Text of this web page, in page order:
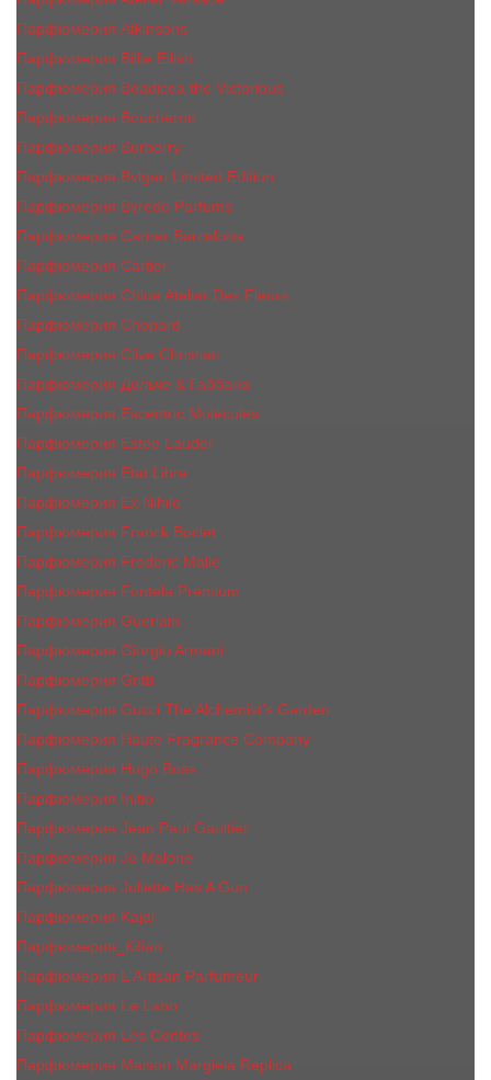
Парфюмерия Atkinsons
Парфюмерия Billie Eilish
Парфюмерия Boadicea the Victorious
Парфюмерия Boucheron
Парфюмерия Burberry
Парфюмерия Bvlgari Limited Edition
Парфюмерия Byredo Parfums
Парфюмерия Carner Barcelona
Парфюмерия Cartier
Парфюмерия Chloe Atelier Des Fleurs
Парфюмерия Сhopard
Парфюмерия Clive Christian
Парфюмерия Дольче & Габбана
Парфюмерия Escentric Molecules
Парфюмерия Estee Lаudеr
Парфюмерия Etat Libre
Парфюмерия Ex Nihilo
Парфюмерия Franck Boclet
Парфюмерия Frеderic Mаlle
Парфюмерия Fontela Premium
Парфюмерия Guerlain
Парфюмерия Giorgio Armani
Парфюмерия Gritti
Парфюмерия Gucci The Alchemist’s Garden.
Парфюмерия Haute Fragrance Company
Парфюмерия Hugo Boss
Парфюмерия Initio
Парфюмерия Jean Paul Gaultier
Парфюмерия Jо Malоnе
Парфюмерия Juliette Has A Gun
Парфюмерия Kajal
Парфюмерия_КiIiаn
Парфюмерия L'Artisan Parfumeur
Парфюмерия Le Labo
Парфюмерия Les Contes
Парфюмерия Maison Margiela Replica